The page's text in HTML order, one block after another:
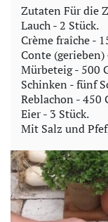
Zutaten Für die
Lauch - 2 Stück.
Crème fraîche -
Conte
Mürbeteig - 500
Schinken - fünf
Reblachon - 450
Eier - 3 Stück.
Mit Salz und